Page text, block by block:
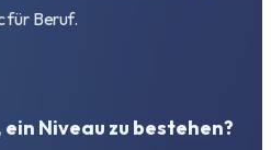
für Beruf.
Niveau zu bestehen?